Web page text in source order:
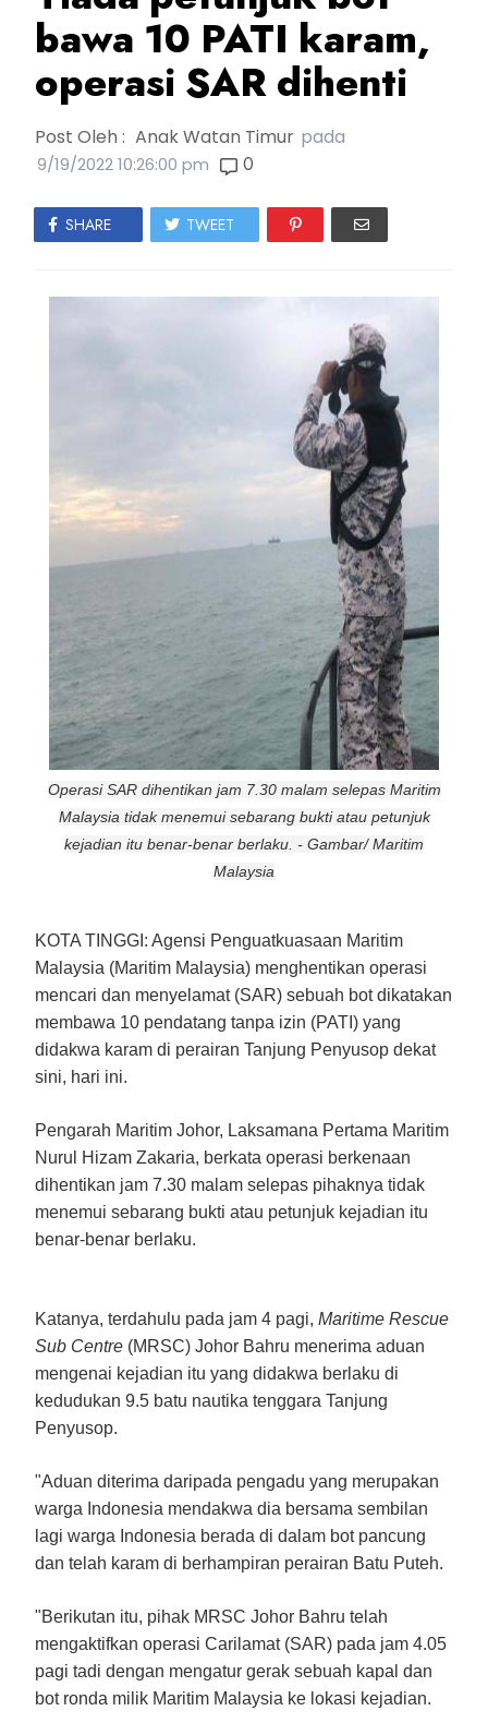
bawa 10 PATI karam,
operasi SAR dihenti
Post Oleh : Anak Watan Timur pada
9/19/2022 10:26:00 pm 0
SHARE TWEET
Operasi SAR dihentikan jam 7.30 malam selepas Maritim
Malaysia tidak menemui sebarang bukti atau petunjuk
kejadian itu benar-benar berlaku. - Gambar/ Maritim
Malaysia
KOTA TINGGI: Agensi Penguatkuasaan Maritim
Malaysia (Maritim Malaysia) menghentikan operasi
mencari dan menyelamat (SAR) sebuah bot dikatakan
membawa 10 pendatang tanpa izin (PATI) yang
didakwa karam di perairan Tanjung Penyusop dekat
sini, hari ini.
Pengarah Maritim Johor, Laksamana Pertama Maritim
Nurul Hizam Zakaria, berkata operasi berkenaan
dihentikan jam 7.30 malam selepas pihaknya tidak
menemui sebarang bukti atau petunjuk kejadian itu
benar-benar berlaku.
Katanya, terdahulu pada jam 4 pagi, Maritime Rescue
Sub Centre (MRSC) Johor Bahru menerima aduan
mengenai kejadian itu yang didakwa berlaku di
kedudukan 9.5 batu nautika tenggara Tanjung
Penyusop.
"Aduan diterima daripada pengadu yang merupakan
warga Indonesia mendakwa dia bersama sembilan
lagi warga Indonesia berada di dalam bot pancung
dan telah karam di berhampiran perairan Batu Puteh.
"Berikutan itu, pihak MRSC Johor Bahru telah
mengaktifkan operasi Carilamat (SAR) pada jam 4.05
pagi tadi dengan mengatur gerak sebuah kapal dan
bot ronda milik Maritim Malaysia ke lokasi kejadian.